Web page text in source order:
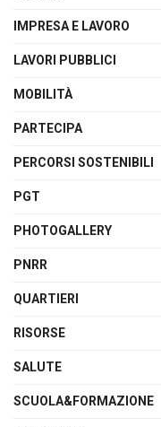
IMPRESA E LAVORO
LAVORI PUBBLICI
MOBILITÀ
PARTECIPA
PERCORSI SOSTENIBILI
PGT
PHOTOGALLERY
PNRR
QUARTIERI
RISORSE
SALUTE
SCUOLA&FORMAZIONE